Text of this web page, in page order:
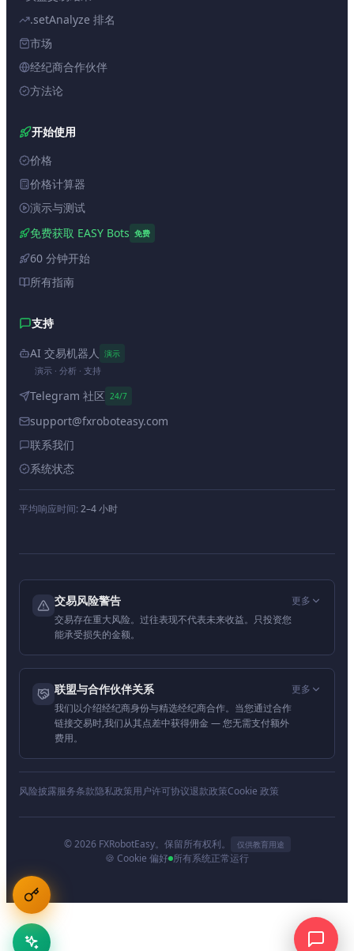
.setAnalyze 排名
市场
经纪商合作伙伴
方法论
开始使用
价格
价格计算器
演示与测试
免费获取 EASY Bots 免费
60 分钟开始
所有指南
支持
AI 交易机器人
演示
演示 · 分析 · 支持
Telegram 社区 24/7
support@fxroboteasy.com
联系我们
系统状态
平均响应时间: 2–4 小时
交易风险警告
交易存在重大风险。过往表现不代表未来收益。只投资您
能承受损失的金额。
更多
联盟与合作伙伴关系
我们以介绍经纪商身份与精选经纪商合作。当您通过合作
链接交易时,我们从其点差中获得佣金 — 您无需支付额外
费用。
更多
风险披露服务条款隐私政策用户许可协议退款政策Cookie 政策
© 2026 FXRobotEasy。保留所有权利。 仅供教育用途
🍪 Cookie 偏好 所有系统正常运行